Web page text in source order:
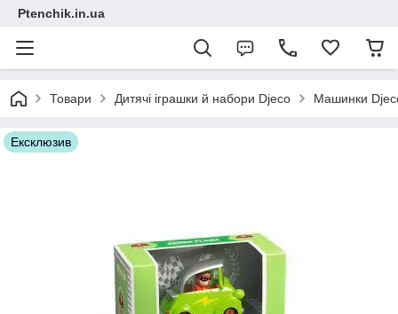
Ptenchik.in.ua
Товари Дитячі іграшки й набори Djeco Машинки
Ексклюзив